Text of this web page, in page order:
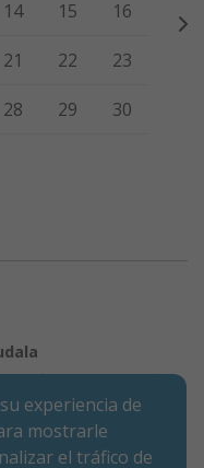
14 15 16
21 22 23
28 29 30
Santesteban
experiencia de
mostrarle
el tráfico de